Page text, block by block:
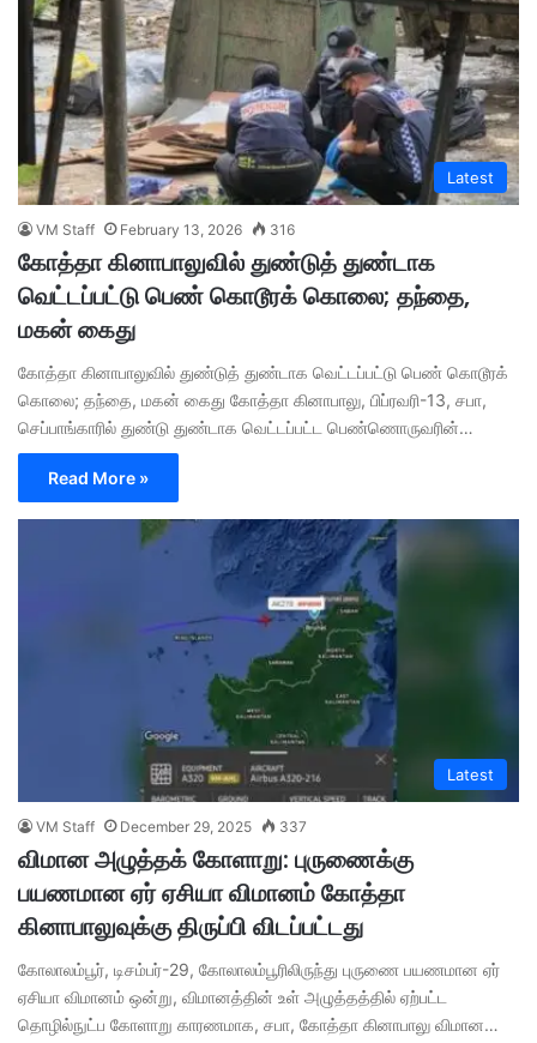
Latest
VM Staff February 13, 2026 316
கோத்தா கினாபாலுவில் துண்டுத் துண்டாக
வெட்டப்பட்டு பெண் கொடூரக் கொலை; தந்தை,
மகன் கைது
கோத்தா கினாபாலுவில் துண்டுத் துண்டாக வெட்டப்பட்டு பெண் கொடூரக்
கொலை; தந்தை, மகன் கைது கோத்தா கினாபாலு, பிப்ரவரி-13, சபா,
செப்பாங்காரில் துண்டு துண்டாக வெட்டப்பட்ட பெண்ணொருவரின்…
Read More »
Latest
VM Staff December 29, 2025 337
விமான அழுத்தக் கோளாறு: புருணைக்கு
பயணமான ஏர் ஏசியா விமானம் கோத்தா
கினாபாலுவுக்கு திருப்பி விடப்பட்டது
கோலாலம்பூர், டிசம்பர்-29, கோலாலம்பூரிலிருந்து புருணை பயணமான ஏர்
ஏசியா விமானம் ஒன்று, விமானத்தின் உள் அழுத்தத்தில் ஏற்பட்ட
தொழில்நுட்ப கோளாறு காரணமாக, சபா, கோத்தா கினாபாலு விமான…